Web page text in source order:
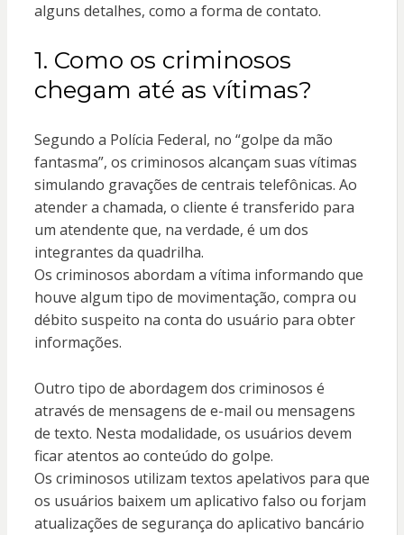
alguns detalhes, como a forma de contato.
1. Como os criminosos
chegam até as vítimas?
Segundo a Polícia Federal, no “golpe da mão
fantasma”, os criminosos alcançam suas vítimas
simulando gravações de centrais telefônicas. Ao
atender a chamada, o cliente é transferido para
um atendente que, na verdade, é um dos
integrantes da quadrilha.
Os criminosos abordam a vítima informando que
houve algum tipo de movimentação, compra ou
débito suspeito na conta do usuário para obter
informações.
Outro tipo de abordagem dos criminosos é
através de mensagens de e-mail ou mensagens
de texto. Nesta modalidade, os usuários devem
ficar atentos ao conteúdo do golpe.
Os criminosos utilizam textos apelativos para que
os usuários baixem um aplicativo falso ou forjam
atualizações de segurança do aplicativo bancário